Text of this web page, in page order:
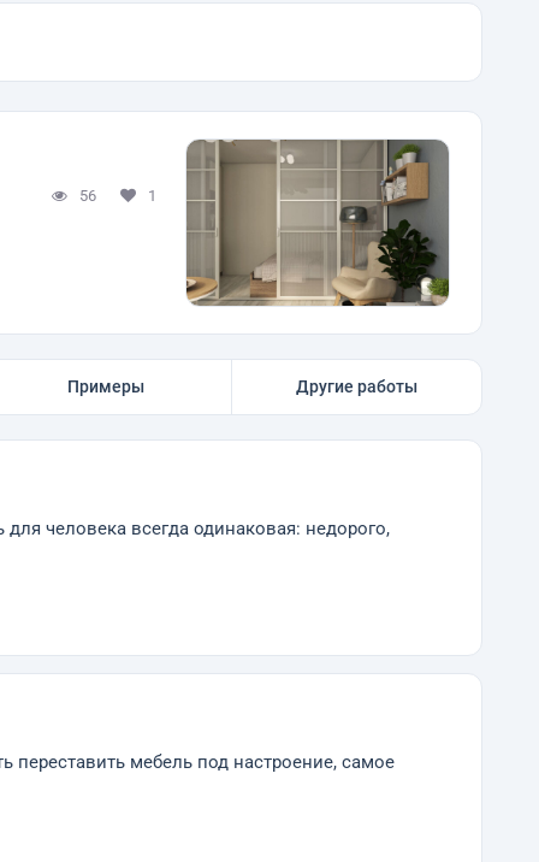
56 1
Примеры Другие работы
человека всегда одинаковая: недорого,
переставить мебель под настроение, самое